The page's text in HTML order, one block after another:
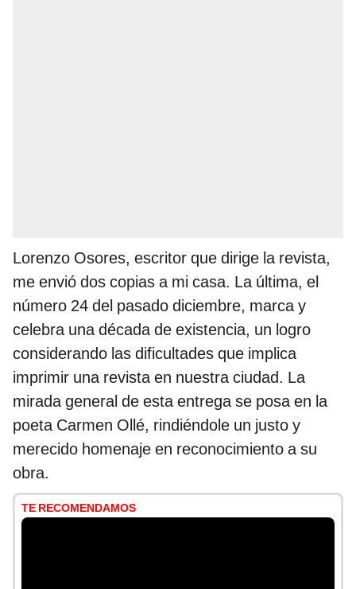
Lorenzo Osores, escritor que dirige la revista,
me envió dos copias a mi casa. La última, el
número 24 del pasado diciembre, marca y
celebra una década de existencia, un logro
considerando las dificultades que implica
imprimir una revista en nuestra ciudad. La
mirada general de esta entrega se posa en la
poeta Carmen Ollé, rindiéndole un justo y
merecido homenaje en reconocimiento a su
obra.
TE RECOMENDAMOS